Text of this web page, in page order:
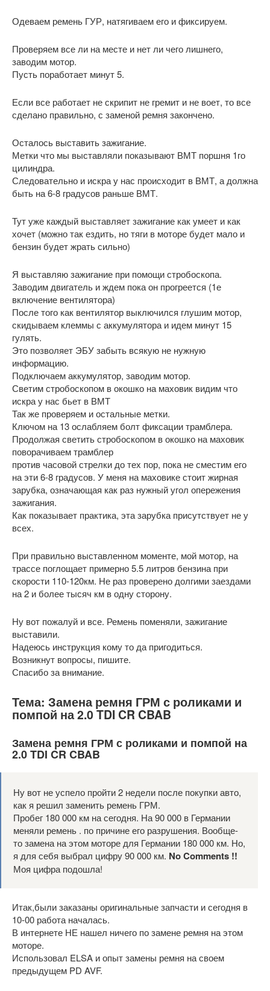
Одеваем ремень ГУР, натягиваем его и фиксируем.
Проверяем все ли на месте и нет ли чего лишнего,
заводим мотор.
Пусть поработает минут 5.
Если все работает не скрипит не гремит и не воет, то все
сделано правильно, с заменой ремня закончено.
Осталось выставить зажигание.
Метки что мы выставляли показывают ВМТ поршня 1го
цилиндра.
Следовательно и искра у нас происходит в ВМТ, а должна
быть на 6-8 градусов раньше ВМТ.
Тут уже каждый выставляет зажигание как умеет и как
хочет (можно так ездить, но тяги в моторе будет мало и
бензин будет жрать сильно)
Я выставляю зажигание при помощи стробоскопа.
Заводим двигатель и ждем пока он прогреется (1е
включение вентилятора)
После того как вентилятор выключился глушим мотор,
скидываем клеммы с аккумулятора и идем минут 15
гулять.
Это позволяет ЭБУ забыть всякую не нужную
информацию.
Подключаем аккумулятор, заводим мотор.
Светим стробоскопом в окошко на маховик видим что
искра у нас бьет в ВМТ
Так же проверяем и остальные метки.
Ключом на 13 ослабляем болт фиксации трамблера.
Продолжая светить стробоскопом в окошко на маховик
поворачиваем трамблер
против часовой стрелки до тех пор, пока не сместим его
на эти 6-8 градусов. У меня на маховике стоит жирная
зарубка, означающая как раз нужный угол опережения
зажигания.
Как показывает практика, эта зарубка присутствует не у
всех.
При правильно выставленном моменте, мой мотор, на
трассе поглощает примерно 5.5 литров бензина при
скорости 110-120км. Не раз проверено долгими заездами
на 2 и более тысяч км в одну сторону.
Ну вот пожалуй и все. Ремень поменяли, зажигание
выставили.
Надеюсь инструкция кому то да пригодиться.
Возникнут вопросы, пишите.
Спасибо за внимание.
Тема: Замена ремня ГРМ с роликами и
помпой на 2.0 TDI CR CBAB
Замена ремня ГРМ с роликами и помпой на
2.0 TDI CR CBAB
Ну вот не успело пройти 2 недели после покупки авто,
как я решил заменить ремень ГРМ.
Пробег 180 000 км на сегодня. На 90 000 в Германии
меняли ремень . по причине его разрушения. Вообще-
то замена на этом моторе для Германии 180 000 км. Но,
я для себя выбрал цифру 90 000 км. No Comments !!
Моя цифра подошла!
Итак,были заказаны оригинальные запчасти и сегодня в
10-00 работа началась.
В интернете НЕ нашел ничего по замене ремня на этом
моторе.
Использовал ELSA и опыт замены ремня на своем
предыдущем PD AVF.